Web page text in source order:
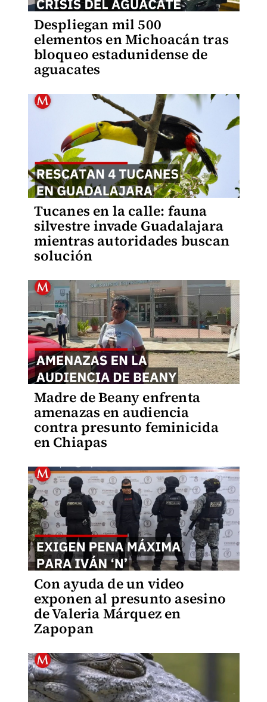
Despliegan mil 500
elementos en Michoacán tras
bloqueo estadunidense de
aguacates
Tucanes en la calle: fauna
silvestre invade Guadalajara
mientras autoridades buscan
solución
Madre de Beany enfrenta
amenazas en audiencia
contra presunto feminicida
en Chiapas
Con ayuda de un video
exponen al presunto asesino
de Valeria Márquez en
Zapopan